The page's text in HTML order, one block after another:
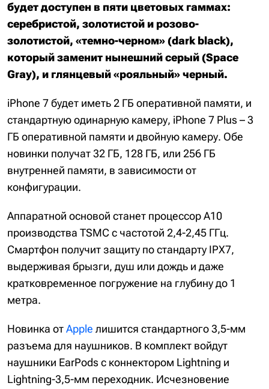
будет доступен в пяти цветовых гаммах:
серебристой, золотистой и розово-
золотистой, «темно-черном» (dark black),
который заменит нынешний серый (Space
Gray), и глянцевый «рояльный» черный.
iPhone 7 будет иметь 2 ГБ оперативной памяти, и
стандартную одинарную камеру, iPhone 7 Plus – 3
ГБ оперативной памяти и двойную камеру. Обе
новинки получат 32 ГБ, 128 ГБ, или 256 ГБ
внутренней памяти, в зависимости от
конфигурации.
Аппаратной основой станет процессор A10
производства TSMC с частотой 2,4-2,45 ГГц.
Смартфон получит защиту по стандарту IPX7,
выдерживая брызги, душ или дождь и даже
кратковременное погружение на глубину до 1
метра.
Новинка отApple лишится стандартного 3,5-мм
разъема для наушников. В комплект войдут
наушники EarPods с коннектором Lightning и
Lightning-3,5-мм переходник. Исчезновение